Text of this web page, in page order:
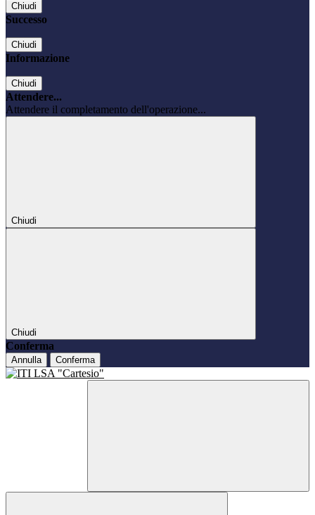
Chiudi
Successo
Chiudi
Informazione
Chiudi
Attendere...
Attendere il completamento dell'operazione...
Chiudi
Chiudi
Conferma
Annulla Conferma